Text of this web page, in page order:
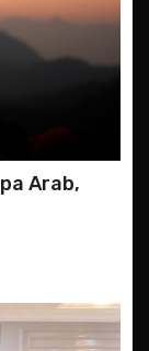
Arab,